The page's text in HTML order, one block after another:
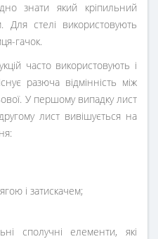
знати який кріпильний
Для стелі використовують
гачок.
часто використовують і
разюча відмінність між
У першому випадку лист
лист вивішується на
і затискачем;
сполучні елементи, які